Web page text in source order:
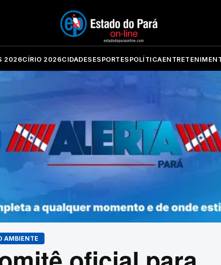
2026CÍRIO 2026CIDADES ESPORTES POLÍTICA
AMBIENTE